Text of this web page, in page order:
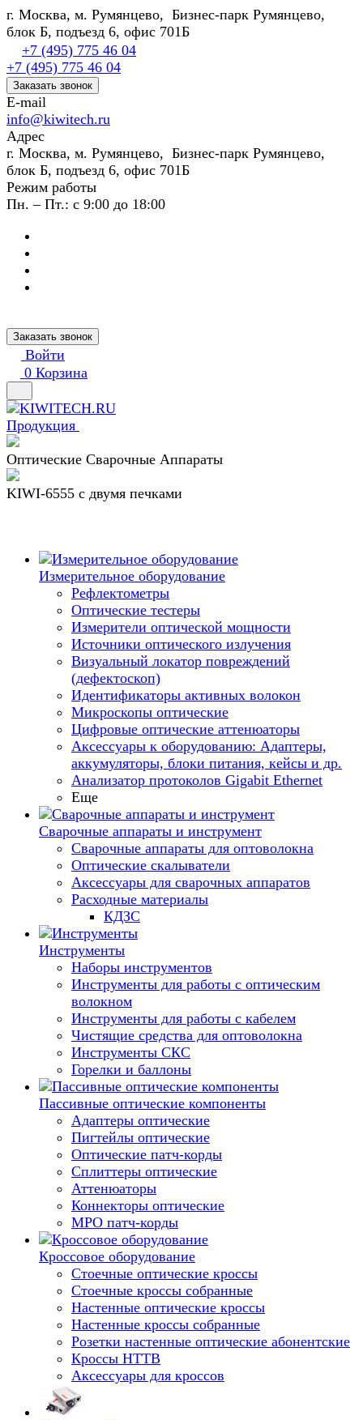
г. Москва, м. Румянцево, Бизнес-парк Румянцево,
блок Б, подъезд 6, офис 701Б
+7 (495) 775 46 04
+7 (495) 775 46 04
Заказать звонок
E-mail
info@kiwitech.ru
Адрес
г. Москва, м. Румянцево, Бизнес-парк Румянцево,
блок Б, подъезд 6, офис 701Б
Режим работы
Пн. – Пт.: с 9:00 до 18:00
Заказать звонок
Войти
0 Корзина
Продукция
Оптические Сварочные Аппараты
KIWI-6555 c двумя печками
Измерительное оборудование
Рефлектометры
Оптические тестеры
Измерители оптической мощности
Источники оптического излучения
Визуальный локатор повреждений
(дефектоскоп)
Идентификаторы активных волокон
Микроскопы оптические
Цифровые оптические аттенюаторы
Аксессуары к оборудованию: Адаптеры,
аккумуляторы, блоки питания, кейсы и др.
Анализатор протоколов Gigabit Ethernet
Еще
Сварочные аппараты и инструмент
Сварочные аппараты для оптоволокна
Оптические скалыватели
Аксессуары для сварочных аппаратов
Расходные материалы
КДЗС
Инструменты
Наборы инструментов
Инструменты для работы с оптическим
волокном
Инструменты для работы с кабелем
Чистящие средства для оптоволокна
Инструменты СКС
Горелки и баллоны
Пассивные оптические компоненты
Адаптеры оптические
Пигтейлы оптические
Оптические патч-корды
Сплиттеры оптические
Аттенюаторы
Коннекторы оптические
MPO патч-корды
Кроссовое оборудование
Стоечные оптические кроссы
Стоечные кроссы собранные
Настенные оптические кроссы
Настенные кроссы собранные
Розетки настенные оптические абонентские
Кроссы HTTB
Аксессуары для кроссов